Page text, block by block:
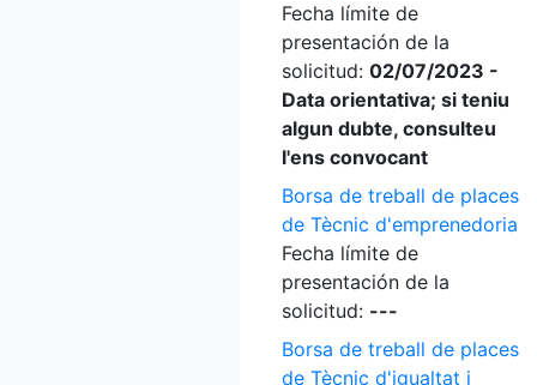
Fecha límite de
presentación de la
solicitud: 02/07/2023 -
Data orientativa; si teniu
algun dubte, consulteu
l'ens convocant
Borsa de treball de places
de Tècnic d'emprenedoria
Fecha límite de
presentación de la
solicitud: ---
Borsa de treball de places
de Tècnic d'igualtat i